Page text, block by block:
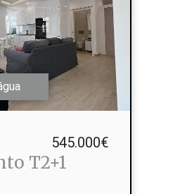
545.000€
T2+1